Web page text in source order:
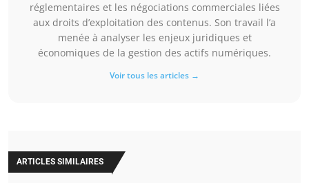
réglementaires et les négociations commerciales liées
aux droits d’exploitation des contenus. Son travail l’a
menée à analyser les enjeux juridiques et
économiques de la gestion des actifs numériques.
Voir tous les articles →
ARTICLES SIMILAIRES